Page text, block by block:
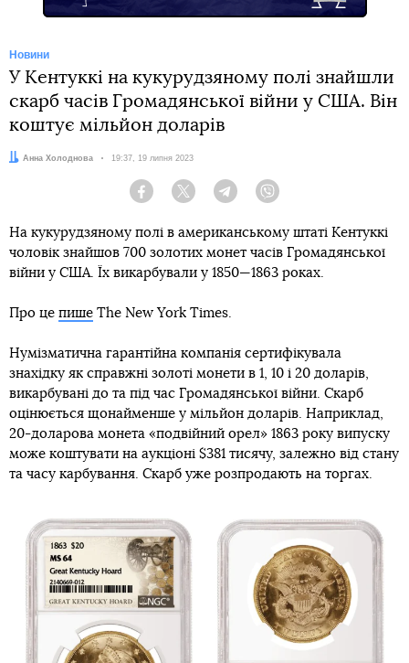
Новини
У Кентуккі на кукурудзяному полі знайшли
скарб часів Громадянської війни у США. Він
коштує мільйон доларів
Автор:
Анна Холоднова Дата:
19:37, 19 липня 2023
Facebook Twitter Telegram
На кукурудзяному полі в американському штаті Кентуккі
чоловік знайшов 700 золотих монет часів Громадянської
війни у США. Їх викарбували у 1850—1863 роках.
Про це пише The New York Times.
Нумізматична гарантійна компанія сертифікувала
знахідку як справжні золоті монети в 1, 10 і 20 доларів,
викарбувані до та під час Громадянської війни. Скарб
оцінюється щонайменше у мільйон доларів. Наприклад,
20-доларова монета «подвійний орел» 1863 року випуску
може коштувати на аукціоні $381 тисячу, залежно від стану
та часу карбування. Скарб уже розпродають на торгах.